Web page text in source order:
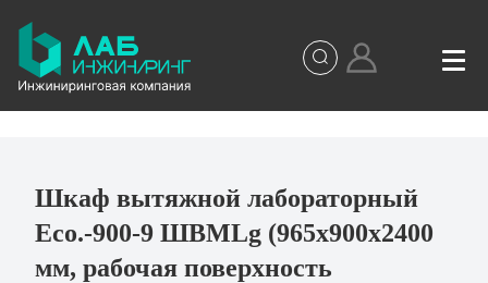
Шкаф вытяжной лабораторный
Eco.-900-9 ШВМLg (965х900х2400
мм, рабочая поверхность